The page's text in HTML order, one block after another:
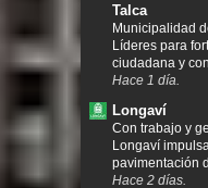
Talca
Municipalidad
Líderes para
ciudadana y
Hace 1 día.
Longaví
Con trabajo y
Longaví
pavimentación
Hace 2 días.